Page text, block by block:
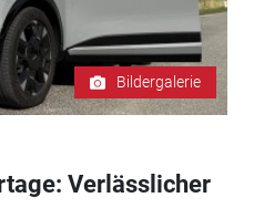
Bildergalerie
Verlässlicher